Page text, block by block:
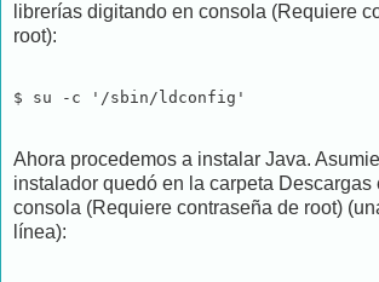
librerías digitando en consola (Requiere
root):
$ su -c '/sbin/ldconfig'
Ahora procedemos a instalar Java.
instalador quedó en la carpeta Descargas
consola (Requiere contraseña de root)
línea):